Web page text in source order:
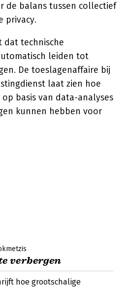
de balans tussen collectief
privacy.
dat technische
leiden tot
De toeslagenaffaire bij
laat zien hoe
basis van data-analyses
kunnen hebben voor
verbergen
hoe grootschalige